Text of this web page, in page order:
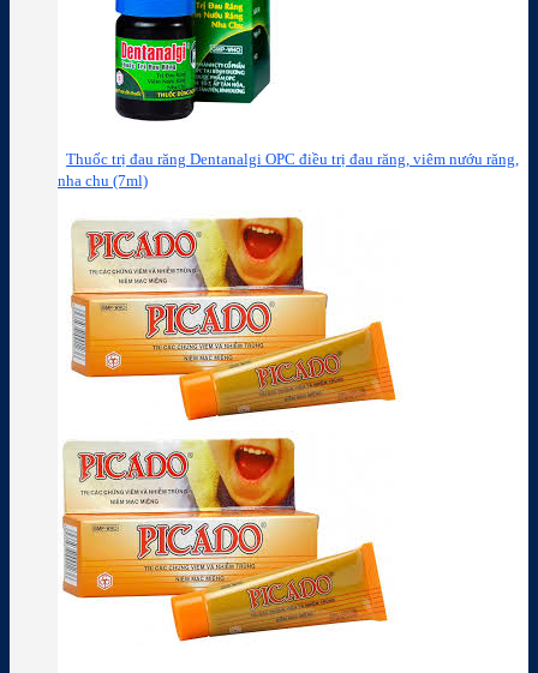
Thuốc trị đau răng Dentanalgi OPC điều trị đau răng, viêm nướu răng,
nha chu (7ml)